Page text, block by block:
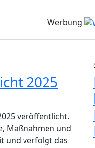
Werbung
2025
veröffentlicht.
Maßnahmen und
und verfolgt das